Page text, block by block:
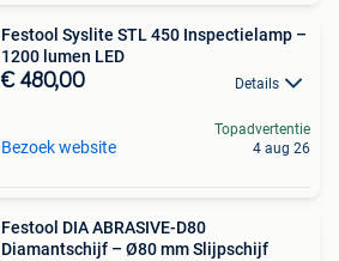
Festool Syslite STL 450 Inspectielamp –
1200 lumen LED
€ 480,00 Details
Bezoek website
Topadvertentie
4 aug 26
Festool DIA ABRASIVE-D80
Diamantschijf – Ø80 mm Slijpschijf